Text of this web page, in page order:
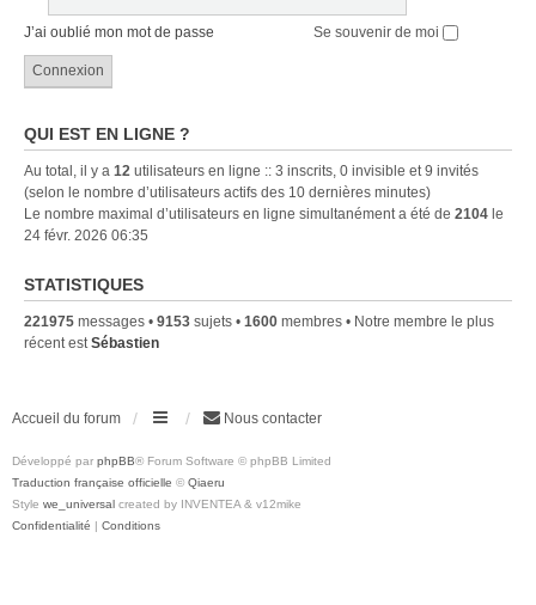
J’ai oublié mon mot de passe Se souvenir de moi
QUI EST EN LIGNE ?
Au total, il y a 12 utilisateurs en ligne :: 3 inscrits, 0 invisible et 9 invités
(selon le nombre d’utilisateurs actifs des 10 dernières minutes)
Le nombre maximal d’utilisateurs en ligne simultanément a été de 2104 le
24 févr. 2026 06:35
STATISTIQUES
221975 messages • 9153 sujets • 1600 membres • Notre membre le plus
récent estSébastien
Accueil du forum Nous contacter
Développé par phpBB® Forum Software © phpBB Limited
Traduction française officielle © Qiaeru
Style we_universal created by INVENTEA & v12mike
Confidentialité | Conditions